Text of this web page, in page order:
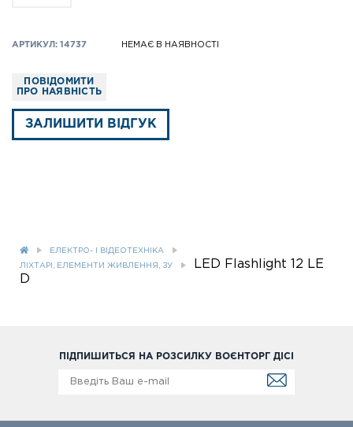
АРТИКУЛ: 14737 НЕМАЄ В НАЯВНОСТІ
ПОВІДОМИТИ
ПРО НАЯВНІСТЬ
ЗАЛИШИТИ ВІДГУК
ЕЛЕКТРО- І ВІДЕОТЕХНІКА
ЛІХТАРІ, ЕЛЕМЕНТИ ЖИВЛЕННЯ, ЗУ
LED Flashlight 12 LE
D
ПІДПИШИТЬСЯ НА РОЗСИЛКУ ВОЄНТОРГ ДІСІ